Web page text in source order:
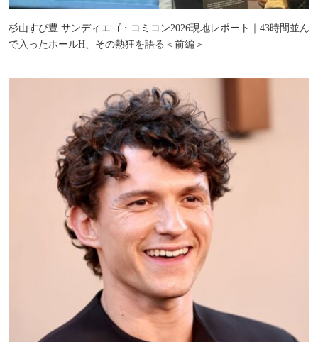
杉山すぴ豊 サンディエゴ・コミコン2026現地レポート｜43時間並ん
で入ったホールH、その熱狂を語る＜前編＞